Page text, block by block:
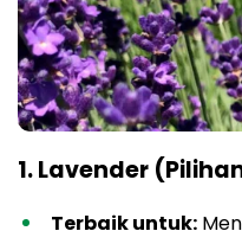
1. Lavender
Terbaik untuk: